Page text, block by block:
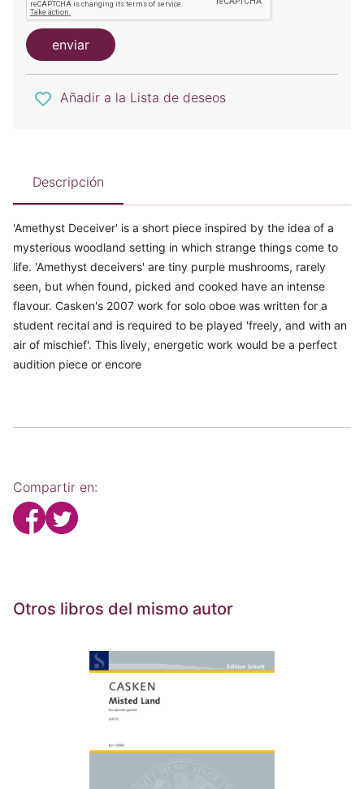
enviar
Añadir a la Lista de deseos
Descripción
'Amethyst Deceiver' is a short piece inspired by the idea of a
mysterious woodland setting in which strange things come to
life. 'Amethyst deceivers' are tiny purple mushrooms, rarely
seen, but when found, picked and cooked have an intense
flavour. Casken's 2007 work for solo oboe was written for a
student recital and is required to be played 'freely, and with an
air of mischief'. This lively, energetic work would be a perfect
audition piece or encore
Compartir en:
Otros libros del mismo autor